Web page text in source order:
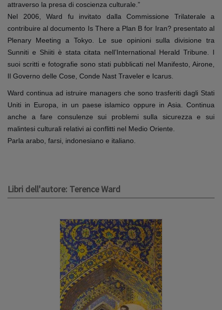
attraverso la presa di coscienza culturale.”
Nel 2006, Ward fu invitato dalla Commissione Trilaterale a
contribuire al documento Is There a Plan B for Iran? presentato al
Plenary Meeting a Tokyo. Le sue opinioni sulla divisione tra
Sunniti e Shiiti è stata citata nell’International Herald Tribune. I
suoi scritti e fotografie sono stati pubblicati nel Manifesto, Airone,
Il Governo delle Cose, Conde Nast Traveler e Icarus.
Ward continua ad istruire managers che sono trasferiti dagli Stati
Uniti in Europa, in un paese islamico oppure in Asia. Continua
anche a fare consulenze sui problemi sulla sicurezza e sui
malintesi culturali relativi ai conflitti nel Medio Oriente.
Parla arabo, farsi, indonesiano e italiano.
Libri dell'autore: Terence Ward